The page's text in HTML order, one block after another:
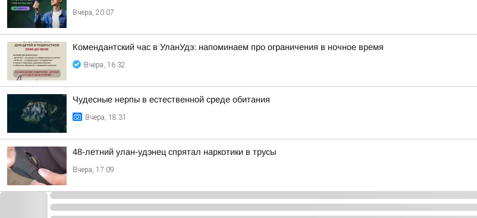
Вчера, 20:07
Комендантский час в УланУдэ: напоминаем про ограничения в ночное время
Вчера, 16:32
Чудесные нерпы в естественной среде обитания
Вчера, 18:31
48-летний улан-удэнец спрятал наркотики в трусы
Вчера, 17:09